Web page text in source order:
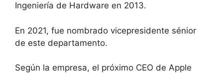
Ingeniería de Hardware en 2013.
En 2021, fue nombrado vicepresidente sénior
de este departamento.
Según la empresa, el próximo CEO de Apple